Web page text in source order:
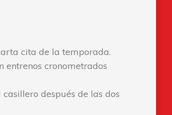
cita de la temporada.
entrenos cronometrados
después de las dos